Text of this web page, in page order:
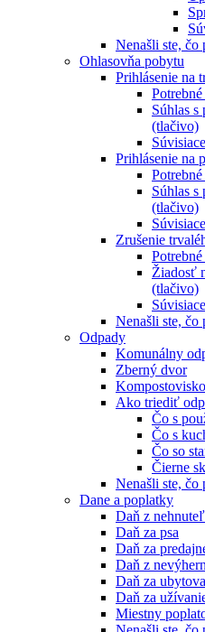
Nenašli ste, čo
Ohlasovňa pobytu
Prihlásenie na
Súhlas s
(tlačivo)
Prihlásenie na
Súhlas s
(tlačivo)
Zrušenie
Žiadosť
(tlačivo)
Nenašli ste, čo
Odpady
Komunálny
Zberný dvor
Kompostovisko
Ako triediť
Čo s
Čo s
Čo so
Čierne
Nenašli ste, čo
Dane a poplatky
Daň z
Daň za psa
Daň za
Daň z
Daň za
Daň za
Miestny